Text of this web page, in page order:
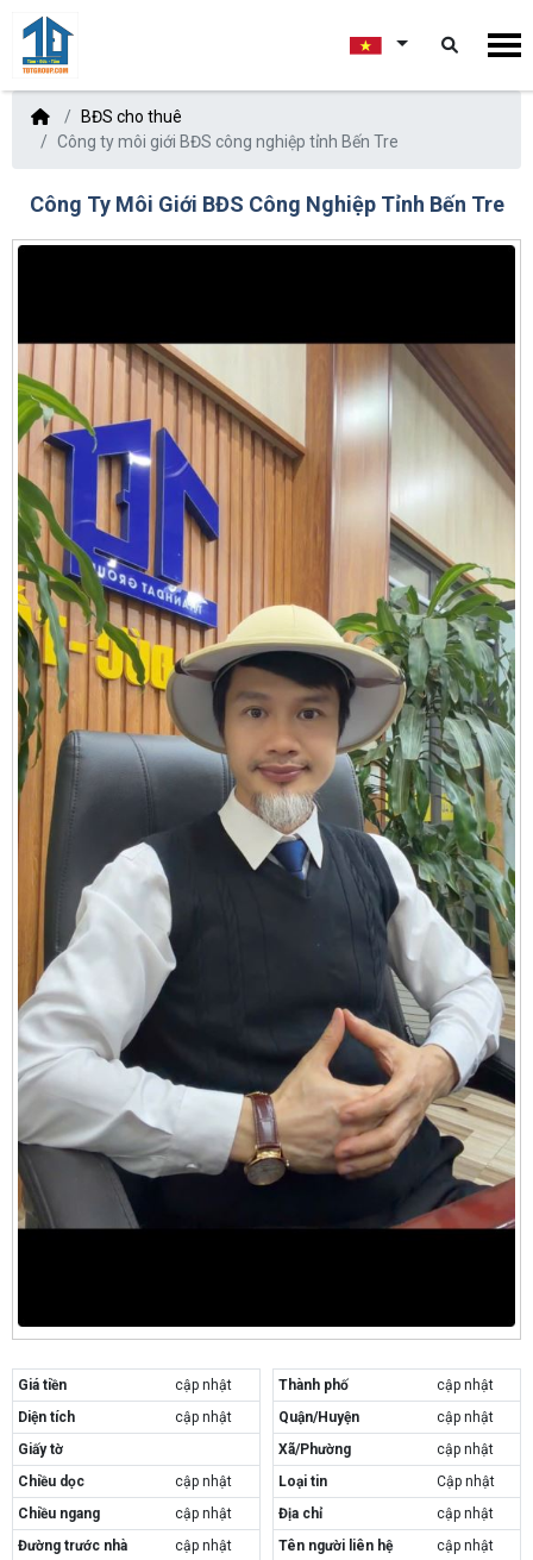
BĐS cho thuê
Công ty môi giới BĐS công nghiệp tỉnh Bến Tre
Công Ty Môi Giới BĐS Công Nghiệp Tỉnh Bến Tre
Giá tiền
cập nhật
Diện tích
cập nhật
Giấy tờ
Chiều dọc
cập nhật
Chiều ngang
cập nhật
Đường trước nhà
cập nhật
Thành phố
cập nhật
Quận/Huyện
cập nhật
Xã/Phường
cập nhật
Loại tin
Cập nhật
Địa chỉ
cập nhật
Tên người liên hệ
cập nhật